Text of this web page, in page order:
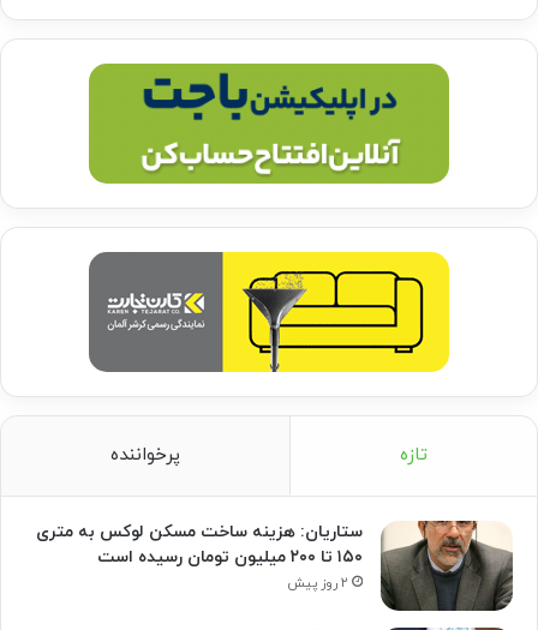
تازه پرخواننده
ستاریان: هزینه ساخت مسکن لوکس به متری
۱۵۰ تا ۲۰۰ میلیون تومان رسیده است
۲ روز پیش